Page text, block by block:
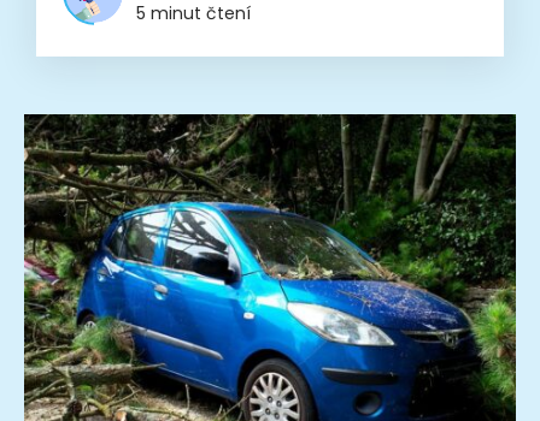
5 minut čtení